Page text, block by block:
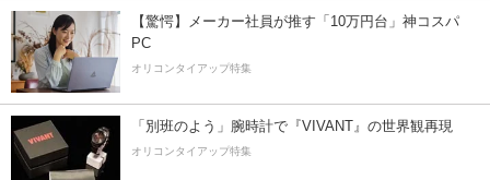
【驚愕】メーカー社員が推す「10万円台」神コスパ
PC
オリコンタイアップ特集
「別班のよう」腕時計で『VIVANT』の世界観再現
オリコンタイアップ特集